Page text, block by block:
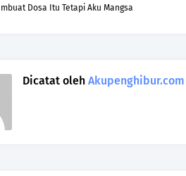
Dosa Itu Tetapi Aku Mangsa
Dicatat oleh Akupenghibur.com